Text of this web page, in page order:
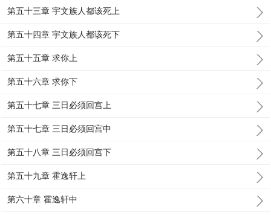
第五十三章 宇文族人都该死上
第五十四章 宇文族人都该死下
第五十五章 求你上
第五十六章 求你下
第五十七章 三日必须回宫上
第五十七章 三日必须回宫中
第五十八章 三日必须回宫下
第五十九章 霍逸轩上
第六十章 霍逸轩中